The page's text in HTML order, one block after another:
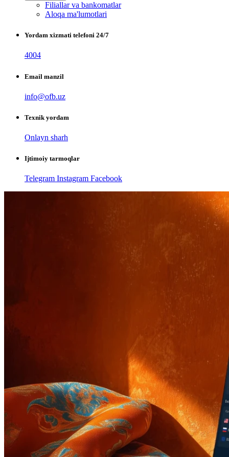
Filiallar va bankomatlar
Aloqa ma'lumotlari
Yordam xizmati telefoni 24/7
4004
Email manzil
info@ofb.uz
Texnik yordam
Onlayn sharh
Ijtimoiy tarmoqlar
Telegram Instagram Facebook